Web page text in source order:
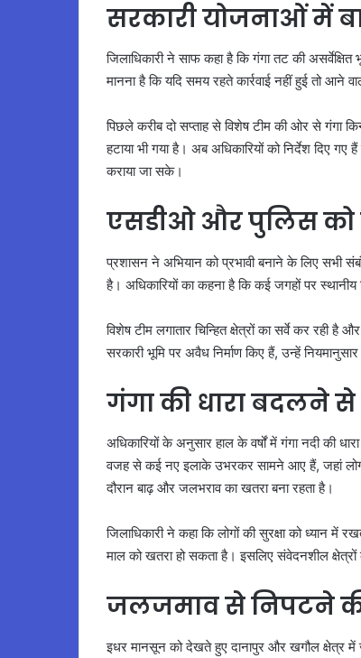
सरकारी योजनाओं में
जिलाधिकारी ने साफ कहा है कि गंगा तट की असर्वेक्षित
मानना है कि यदि समय रहते कार्रवाई नहीं हुई तो
पिछले करीब दो सप्ताह से विशेष टीम की ओर से गंगा
हटाया भी गया है। अब अधिकारियों को निर्देश दिए
कराया जा सके।
एसडीओ और पुलिस को
प्रशासन ने अभियान को प्रभावी बनाने के लिए सभी
है। अधिकारियों का कहना है कि कई जगहों पर
विशेष टीम लगातार चिन्हित क्षेत्रों का सर्वे कर रही
सरकारी भूमि पर अवैध निर्माण किए हैं, उन्हें
गंगा की धारा बदलने
अधिकारियों के अनुसार हाल के वर्षों में गंगा नदी की
वजह से कई नए इलाके उभरकर सामने आए हैं, जहां
दौरान बाढ़ और जलभराव का खतरा बना रहता है।
जिलाधिकारी ने कहा कि लोगों की सुरक्षा को ध्यान में
माल को खतरा हो सकता है। इसलिए संवेदनशील क्षेत्रों
जलजमाव से निपटने
इधर मानसून को देखते हुए दानापुर और खगौल क्षेत्र